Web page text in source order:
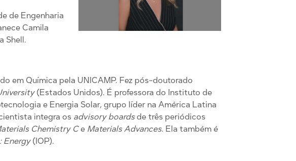
de Engenharia
Camila
Shell.
em Química pela UNICAMP. Fez pós-doutorado
(Estados Unidos). É professora do Instituto de
e Energia Solar, grupo líder na América Latina
integra os advisory boardsde três periódicos
Chemistry Ce Materials Advances. Ela também é
Energy(IOP).